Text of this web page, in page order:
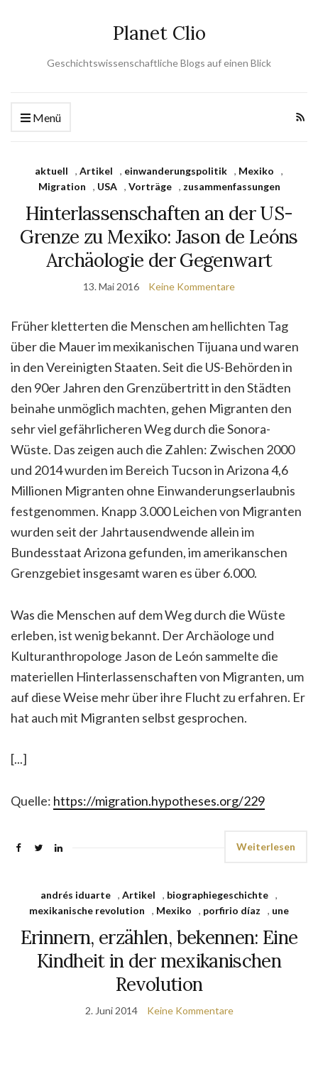
Planet Clio
Geschichtswissenschaftliche Blogs auf einen Blick
Menü
aktuell , Artikel , einwanderungspolitik , Mexiko
,
Migration
, USA , Vorträge , zusammenfassungen
Hinterlassenschaften an der US-
Grenze zu Mexiko: Jason de Leóns
Archäologie der Gegenwart
13. Mai 2016 Keine Kommentare
Früher kletterten die Menschen am hellichten Tag
über die Mauer im mexikanischen Tijuana und waren
in den Vereinigten Staaten. Seit die US-Behörden in
den 90er Jahren den Grenzübertritt in den Städten
beinahe unmöglich machten, gehen Migranten den
sehr viel gefährlicheren Weg durch die Sonora-
Wüste. Das zeigen auch die Zahlen: Zwischen 2000
und 2014 wurden im Bereich Tucson in Arizona 4,6
Millionen Migranten ohne Einwanderungserlaubnis
festgenommen. Knapp 3.000 Leichen von Migranten
wurden seit der Jahrtausendwende allein im
Bundesstaat Arizona gefunden, im amerikanschen
Grenzgebiet insgesamt waren es über 6.000.
Was die Menschen auf dem Weg durch die Wüste
erleben, ist wenig bekannt. Der Archäologe und
Kulturanthropologe Jason de León sammelte die
materiellen Hinterlassenschaften von Migranten, um
auf diese Weise mehr über ihre Flucht zu erfahren. Er
hat auch mit Migranten selbst gesprochen.
[...]
Quelle: https://migration.hypotheses.org/229
Weiterlesen
andrés iduarte , Artikel , biographiegeschichte ,
mexikanische revolution
, Mexiko , porfirio díaz , une
Erinnern, erzählen, bekennen: Eine
Kindheit in der mexikanischen
Revolution
2. Juni 2014 Keine Kommentare